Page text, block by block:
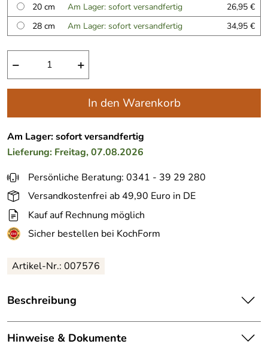
20 cm
Am Lager: sofort versandfertig
26,95 €
28 cm
Am Lager: sofort versandfertig 34,95 €
− +
In den Warenkorb
Am Lager: sofort versandfertig
Lieferung: Freitag, 07.08.2026
Persönliche Beratung: 0341 - 39 29 280
Versandkostenfrei ab 49,90 Euro in DE
Kauf auf Rechnung möglich
Sicher bestellen bei KochForm
Artikel-Nr.: 007576
Beschreibung
BerndesGlasdeckel mit schwarzem Silikonrand. Für alle
Pfannen und Töpfe von Berndes.
Hinweise & Dokumente